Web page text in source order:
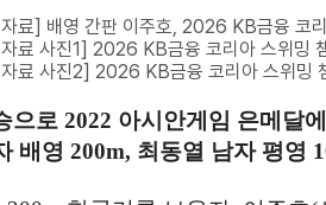
자료] 배영 간판 이주호, 2026 KB금융 코
료 사진1] 2026 KB금융 코리아 스위밍
료 사진2] 2026 KB금융 코리아 스위밍
으로2022 아시안게임 은메달
배영200m, 최동열 남자 평영